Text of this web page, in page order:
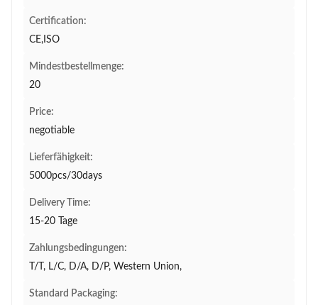
Certification:
CE,ISO
Mindestbestellmenge:
20
Price:
negotiable
Lieferfähigkeit:
5000pcs/30days
Delivery Time:
15-20 Tage
Zahlungsbedingungen:
T/T, L/C, D/A, D/P, Western Union,
Standard Packaging: